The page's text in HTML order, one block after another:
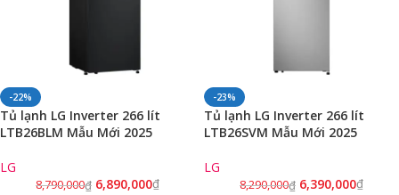
-22%
Tủ lạnh LG Inverter 266 lít
LTB26BLM Mẫu Mới 2025
LG
8,790,000₫ 6,890,000₫
-23%
Tủ lạnh LG Inverter 266 lít
LTB26SVM Mẫu Mới 2025
LG
8,290,000₫ 6,390,000₫